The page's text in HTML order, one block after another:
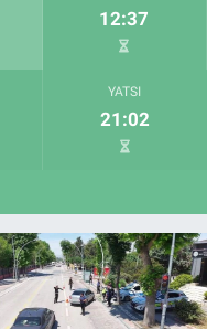
12:37
YATSI
21:02